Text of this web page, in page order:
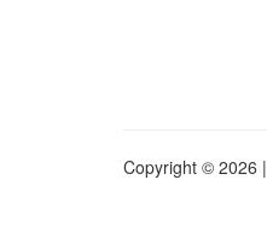
Copyright © 2026 |